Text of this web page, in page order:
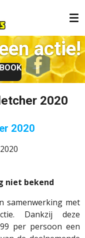
actie!
2020
2020
niet bekend
samenwerking met
Dankzij deze
per persoon een